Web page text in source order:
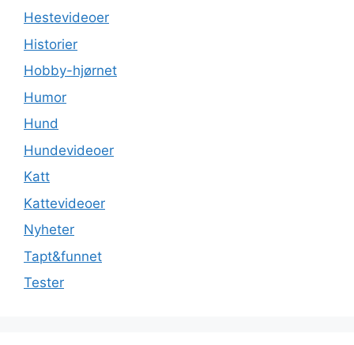
Hestevideoer
Historier
Hobby-hjørnet
Humor
Hund
Hundevideoer
Katt
Kattevideoer
Nyheter
Tapt&funnet
Tester